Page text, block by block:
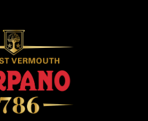
DRINK
PRONTI DA VERSARE